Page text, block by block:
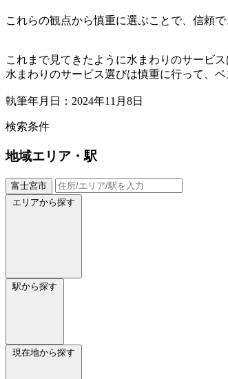
これらの観点から慎重に選ぶことで、信頼
これまで見てきたように水まわりのサービ
水まわりのサービス選びは慎重に行って、ベ
執筆年月日：2024年11月8日
検索条件
地域エリア・駅
富士宮市
エリアから探す
駅から探す
現在地から探す